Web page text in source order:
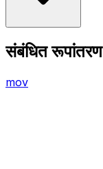
संबंधित रूपांतरण
mov